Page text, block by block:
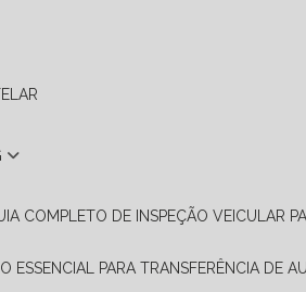
COMPLETO DE INSPEÇÃO VEICULAR
ESSENCIAL PARA TRANSFERÊNCIA DE